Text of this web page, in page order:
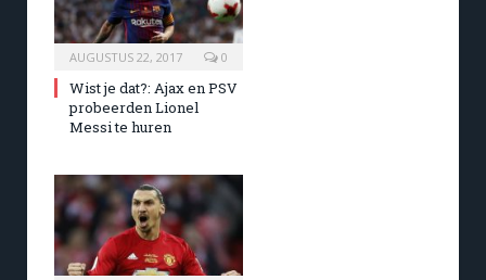
AUGUSTUS 22, 2017 0
Wist je dat?: Ajax en PSV
probeerden Lionel
Messi te huren